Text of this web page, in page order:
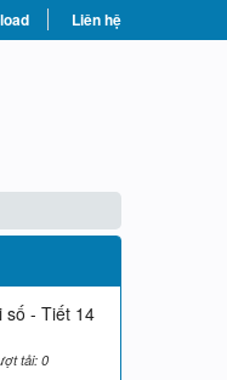
Liên hệ
số - Tiết 14
tải: 0